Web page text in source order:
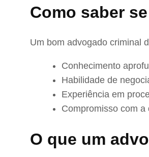
Como saber
Um bom advogado criminal
Conhecimento
Habilidade de
Experiência em
Compromisso com
O que um